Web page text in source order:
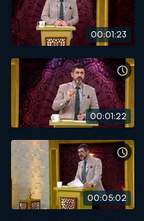
00:01:23
00:01:22
00:05:02